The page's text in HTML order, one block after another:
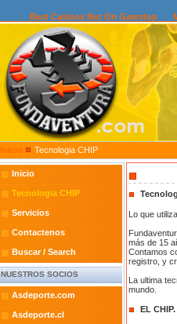
Best Casinos Not On Gamstop
Inicio Tecnologia CHIP
Inicio
Tecnologia CHIP
Servicios
Contactenos
Buscar / Search
NUESTROS SOCIOS
Asdeporte.com
Asdeporte.cl
Lo que
más de 15
Contamos
registro, y
La ultima
mundo.
EL CHIP.